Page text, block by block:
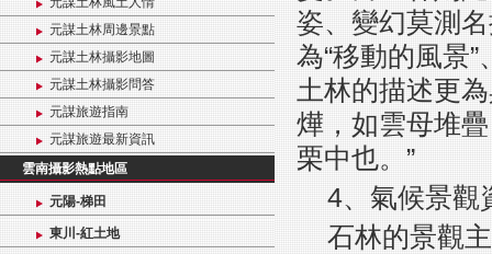
元謀土林周邊景點
元謀土林攝影地圖
元謀土林攝影問答
元謀旅遊指南
元謀旅遊最新資訊
雲南攝影熱點地區
元陽-梯田
東川-紅土地
姿、變幻莫測
為“移動的風景
土林的描述更
燁，如雲母堆
栗中也。”
4、氣候景觀
石林的景觀